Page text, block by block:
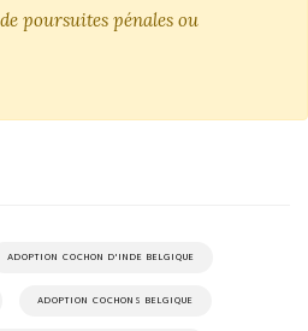
poursuites pénales ou
ADOPTION COCHON D'INDE BELGIQUE
ADOPTION COCHONS BELGIQUE